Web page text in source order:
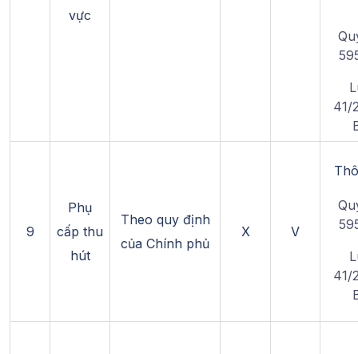
vực
41/
9
Phụ
cấp thu
hút
Theo quy định
của Chính phủ
X V
41/